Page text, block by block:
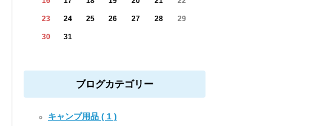
23 24 25 26 27 28 29
30 31
ブログカテゴリー
キャンプ用品 ( 1 )